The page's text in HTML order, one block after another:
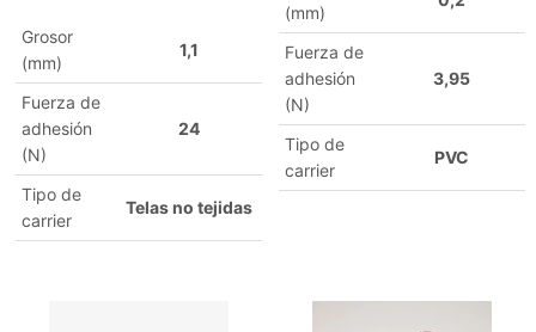
Grosor
(mm)
1,1
Fuerza de
adhesión
(N)
24
Tipo de
carrier
Telas no tejidas
(mm)
Fuerza de
adhesión
(N)
3,95
Tipo de
carrier
PVC